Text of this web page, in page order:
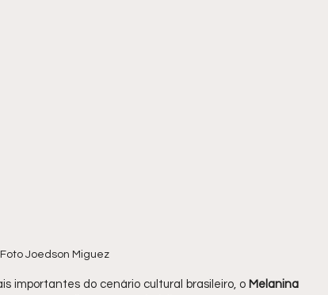
Joedson Miguez
importantes do cenário cultural brasileiro, o Melanina